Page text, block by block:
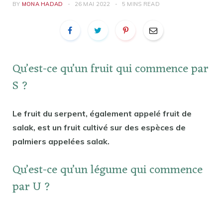
BY MONA HADAD 26 MAI 2022 5 MINS READ
Qu’est-ce qu’un fruit qui commence par
S ?
Le fruit du serpent, également appelé fruit de
salak, est un fruit cultivé sur des espèces de
palmiers appelées salak.
Qu’est-ce qu’un légume qui commence
par U ?